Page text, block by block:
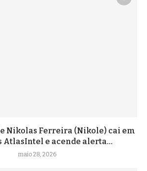
Nikolas Ferreira (Nikole) cai em
AtlasIntel e acende alerta...
maio 28, 2026